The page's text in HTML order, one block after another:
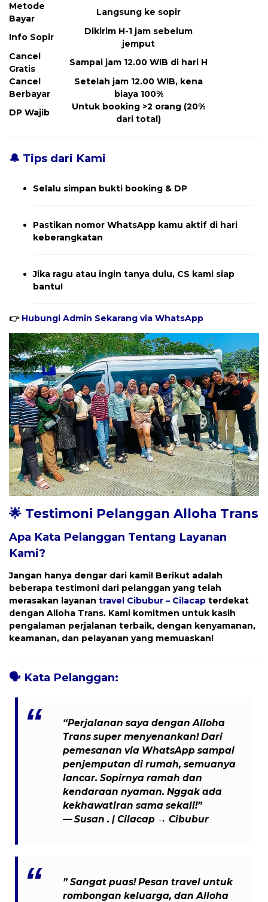
Metode
Bayar
Langsung ke sopir
Info Sopir
Dikirim H-1 jam sebelum
jemput
Cancel
Gratis
Sampai jam 12.00 WIB di hari H
Cancel
Berbayar
Setelah jam 12.00 WIB, kena
biaya 100%
DP Wajib
Untuk booking >2 orang (20%
dari total)
🔔 Tips dari Kami
Selalu simpan bukti booking & DP
Pastikan nomor WhatsApp kamu aktif di hari
keberangkatan
Jika ragu atau ingin tanya dulu, CS kami siap
bantu!
👉 Hubungi Admin Sekarang via WhatsApp
🌟 Testimoni Pelanggan Alloha Trans
Apa Kata Pelanggan Tentang Layanan
Kami?
Jangan hanya dengar dari kami! Berikut adalah
beberapa testimoni dari pelanggan yang telah
merasakan layanan travel Cibubur – Cilacap terdekat
dengan Alloha Trans. Kami komitmen untuk kasih
pengalaman perjalanan terbaik, dengan kenyamanan,
keamanan, dan pelayanan yang memuaskan!
🗣️ Kata Pelanggan:
“Perjalanan saya dengan Alloha
Trans super menyenankan! Dari
pemesanan via WhatsApp sampai
penjemputan di rumah, semuanya
lancar. Sopirnya ramah dan
kendaraan nyaman. Nggak ada
kekhawatiran sama sekali!”
— Susan . | Cilacap → Cibubur
” Sangat puas! Pesan travel untuk
rombongan keluarga, dan Alloha